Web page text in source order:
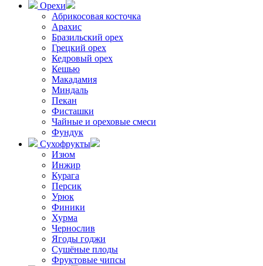
Орехи
Абрикосовая косточка
Арахис
Бразильский орех
Грецкий орех
Кедровый орех
Кешью
Макадамия
Миндаль
Пекан
Фисташки
Чайные и ореховые смеси
Фундук
Сухофрукты
Изюм
Инжир
Курага
Персик
Урюк
Финики
Хурма
Чернослив
Ягоды годжи
Сушёные плоды
Фруктовые чипсы